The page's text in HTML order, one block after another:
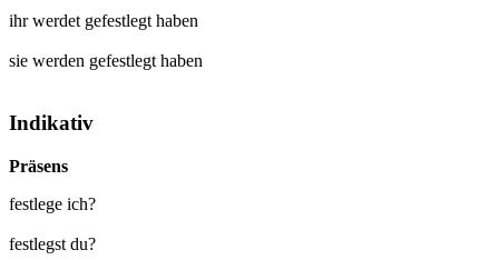
ihr werdet gefestlegt haben
sie werden gefestlegt haben
Indikativ
Präsens
festlege ich?
festlegst du?